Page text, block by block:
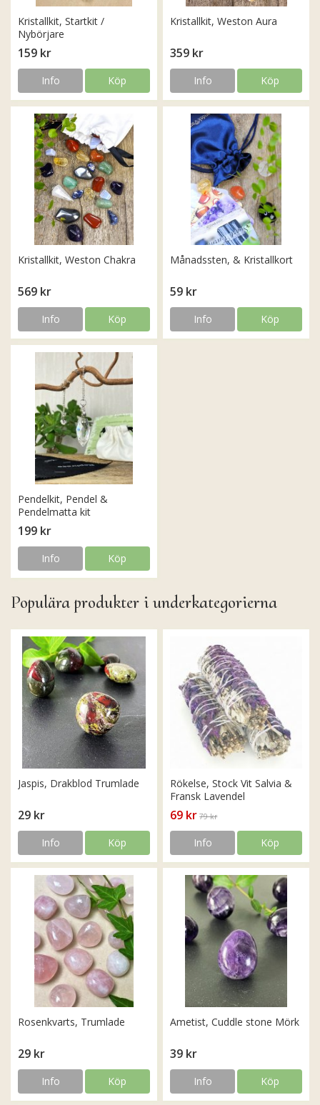
Kristallkit, Startkit /
Nybörjare
159 kr
Info Köp
Kristallkit, Weston Aura
359 kr
Info Köp
Kristallkit, Weston Chakra
569 kr
Info Köp
Månadssten, & Kristallkort
59 kr
Info Köp
Pendelkit, Pendel &
Pendelmatta kit
199 kr
Info Köp
Populära produkter i underkategorierna
Jaspis, Drakblod Trumlade
29 kr
Info Köp
Rökelse, Stock Vit Salvia &
Fransk Lavendel
69 kr 79 kr
Info Köp
Rosenkvarts, Trumlade
29 kr
Info Köp
Ametist, Cuddle stone Mörk
39 kr
Info Köp